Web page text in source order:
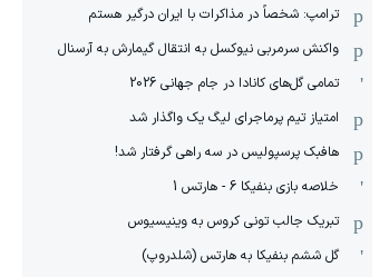
ترامپ: شخصاً در مذاکرات با ایران درگیر هستم
واکنش سرمربی نیوکسل به انتقال گیمارش به آرسنال
تمامی گل‌های کانادا در جام جهانی 2026
امتیاز تیم پرماجرای لیگ یک واگذار شد
هافبک پرسپولیس در سه راهی گرفتار شد!
خلاصه بازی بنفیکا 6 - هارتس 1
تبریک جالب تونی کروس به وینیسیوس
گل ششم بنفیکا به هارتس (شلدروپ)